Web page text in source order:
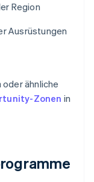
Region
Ausrüstungen
oder ähnliche
Zonen in